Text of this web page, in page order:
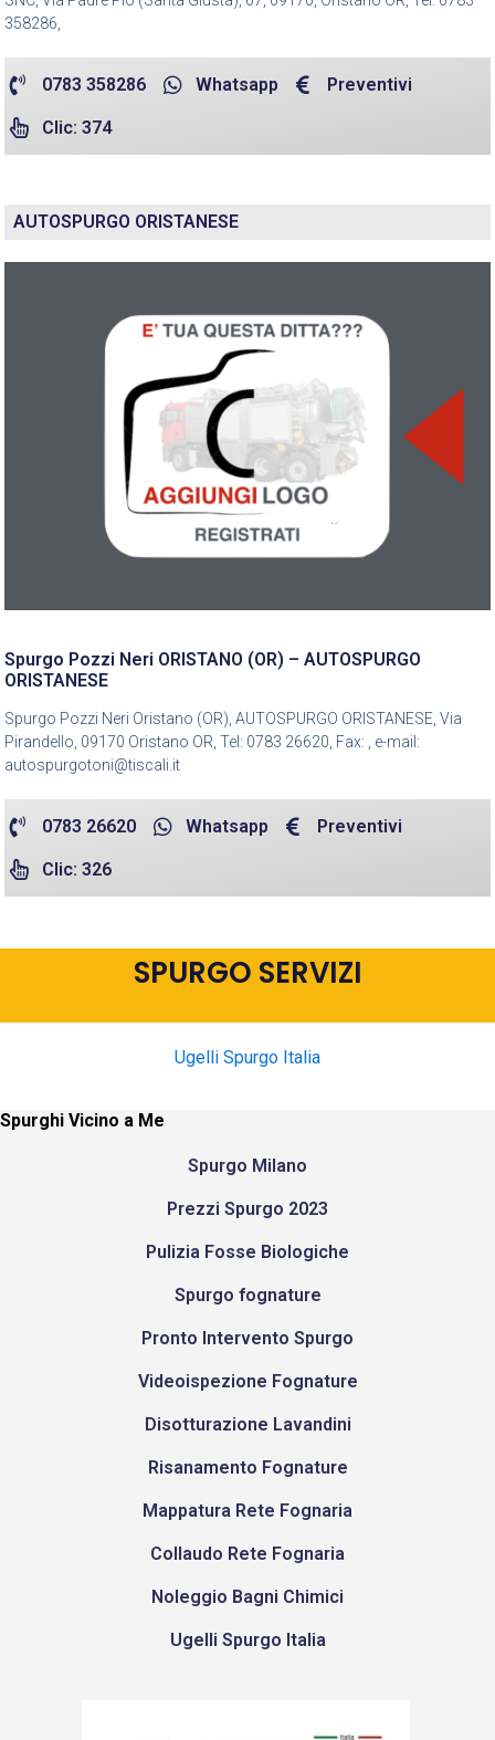
358286,
0783 358286 Whatsapp Preventivi
Clic: 374
AUTOSPURGO ORISTANESE
Spurgo Pozzi Neri ORISTANO (OR) – AUTOSPURGO
ORISTANESE
Spurgo Pozzi Neri Oristano (OR), AUTOSPURGO ORISTANESE, Via
Pirandello, 09170 Oristano OR, Tel: 0783 26620, Fax: , e-mail:
autospurgotoni@tiscali.it
0783 26620 Whatsapp Preventivi
Clic: 326
SPURGO SERVIZI
Ugelli Spurgo Italia
Spurghi Vicino a Me
Spurgo Milano
Prezzi Spurgo 2023
Pulizia Fosse Biologiche
Spurgo fognature
Pronto Intervento Spurgo
Videoispezione Fognature
Disotturazione Lavandini
Risanamento Fognature
Mappatura Rete Fognaria
Collaudo Rete Fognaria
Noleggio Bagni Chimici
Ugelli Spurgo Italia